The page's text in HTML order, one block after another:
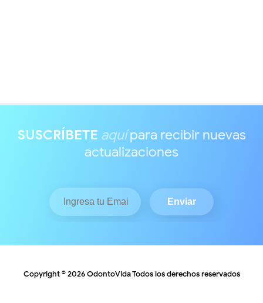
SUSCRÍBETE aquípara recibir nuevas
actualizaciones
Copyright ©2026 OdontoVidaTodos los derechos reservados